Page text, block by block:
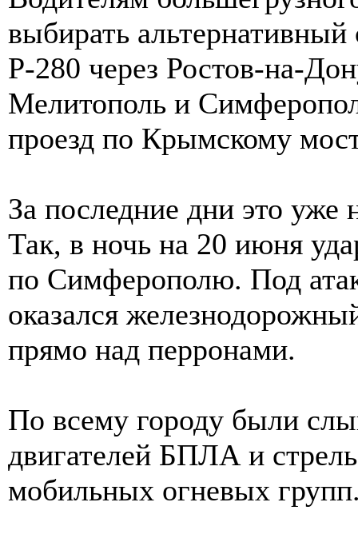
выбирать
Р-280 через Ростов-на-
Мелитополь и
проезд по Крымскому
За последние дни это уже
Так, в ночь на 20 июня
по Симферополю. Под
оказался
прямо над перронами.
По всему городу были
двигателей БПЛА и
мобильных огневых